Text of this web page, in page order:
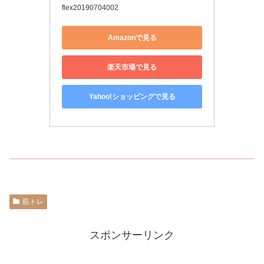
flex20190704002
Amazonで見る
楽天市場で見る
Yahoo!ショッピングで見る
筋トレ
スポンサーリンク